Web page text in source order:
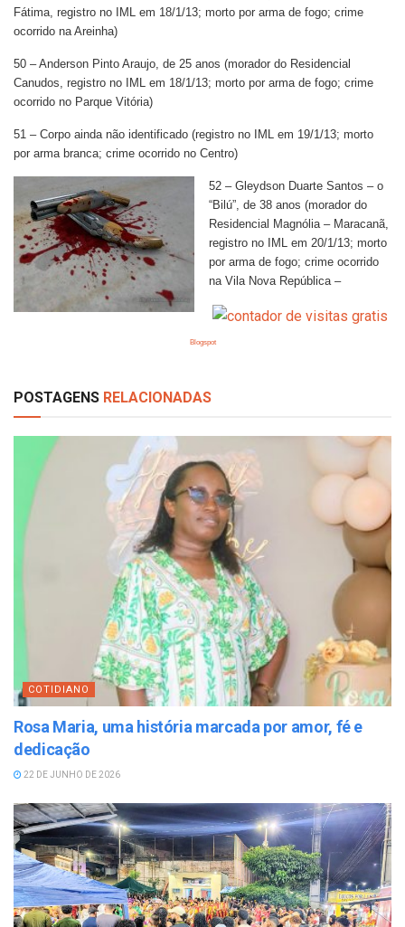
Fátima, registro no IML em 18/1/13; morto por arma de fogo; crime
ocorrido na Areinha)
50 – Anderson Pinto Araujo, de 25 anos (morador do Residencial
Canudos, registro no IML em 18/1/13; morto por arma de fogo; crime
ocorrido no Parque Vitória)
51 – Corpo ainda não identificado (registro no IML em 19/1/13; morto
por arma branca; crime ocorrido no Centro)
52 – Gleydson Duarte Santos – o
“Bilú”, de 38 anos (morador do
Residencial Magnólia – Maracanã,
registro no IML em 20/1/13; morto
por arma de fogo; crime ocorrido
na Vila Nova República –
Blogspot
POSTAGENS RELACIONADAS
COTIDIANO
Rosa Maria, uma história marcada por amor, fé e
dedicação
22 DE JUNHO DE 2026